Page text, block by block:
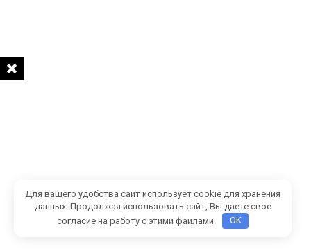
В следующем окне выберите для установки драйвера
пункт «Установить с диска».
Для вашего удобства сайт использует cookie для хранения
данных. Продолжая использовать сайт, Вы даете свое
согласие на работу с этими файлами.
OK